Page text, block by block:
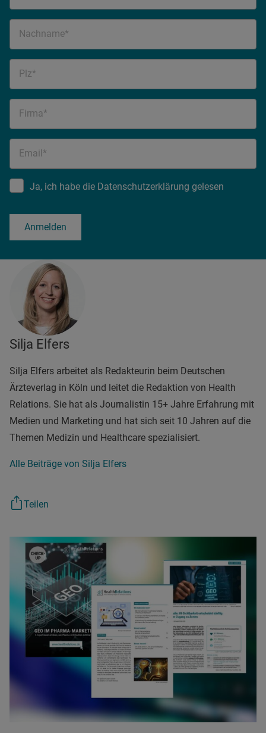
Nachname*
Plz*
Firma*
Email*
Ja, ich habe die Datenschutzerklärung gelesen
Anmelden
Silja Elfers
Silja Elfers arbeitet als Redakteurin beim Deutschen
Ärzteverlag in Köln und leitet die Redaktion von Health
Relations. Sie hat als Journalistin 15+ Jahre Erfahrung mit
Medien und Marketing und hat sich seit 10 Jahren auf die
Themen Medizin und Healthcare spezialisiert.
Alle Beiträge von Silja Elfers
Teilen